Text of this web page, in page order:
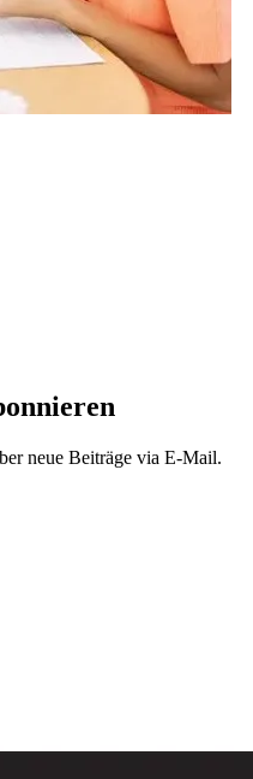
neue Beiträge via E-Mail.